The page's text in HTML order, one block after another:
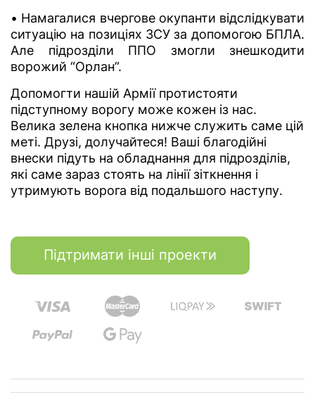
• Намагалися вчергове окупанти відслідкувати
ситуацію на позиціях ЗСУ за допомогою БПЛА.
Але підрозділи ППО змогли знешкодити
ворожий “Орлан”.
Допомогти нашій Армії протистояти
підступному ворогу може кожен із нас.
Велика зелена кнопка нижче служить саме цій
меті. Друзі, долучайтеся! Ваші благодійні
внески підуть на обладнання для підрозділів,
які саме зараз стоять на лінії зіткнення і
утримують ворога від подальшого наступу.
Підтримати інші проекти